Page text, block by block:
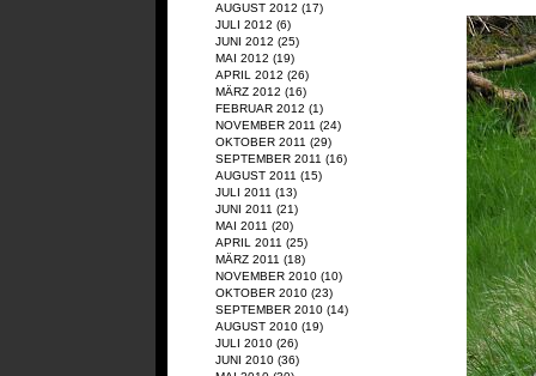
AUGUST 2012 (17)
JULI 2012 (6)
JUNI 2012 (25)
MAI 2012 (19)
APRIL 2012 (26)
MÄRZ 2012 (16)
FEBRUAR 2012 (1)
NOVEMBER 2011 (24)
OKTOBER 2011 (29)
SEPTEMBER 2011 (16)
AUGUST 2011 (15)
JULI 2011 (13)
JUNI 2011 (21)
MAI 2011 (20)
APRIL 2011 (25)
MÄRZ 2011 (18)
NOVEMBER 2010 (10)
OKTOBER 2010 (23)
SEPTEMBER 2010 (14)
AUGUST 2010 (19)
JULI 2010 (26)
JUNI 2010 (36)